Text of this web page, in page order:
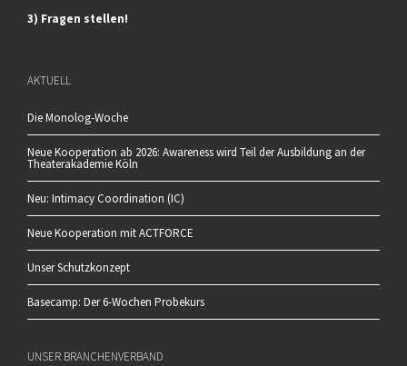
3) Fragen stellen!
AKTUELL
Die Monolog-Woche
Neue Kooperation ab 2026: Awareness wird Teil der Ausbildung an der
Theaterakademie Köln
Neu: Intimacy Coordination (IC)
Neue Kooperation mit ACTFORCE
Unser Schutzkonzept
Basecamp: Der 6-Wochen Probekurs
UNSER BRANCHENVERBAND